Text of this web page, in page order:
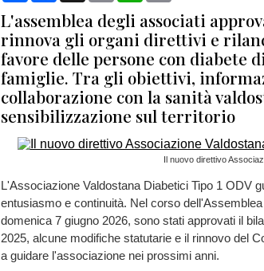
L'assemblea degli associati
rinnova gli organi direttivi e
favore delle persone con diabete
famiglie. Tra gli obiettivi,
collaborazione con la sanità
sensibilizzazione sul territorio
Il nuovo direttivo
L'Associazione Valdostana Diabetici Tipo 1 ODV
entusiasmo e continuità. Nel corso
domenica 7 giugno 2026, sono stati approvati il
2025, alcune modifiche statutarie e il rinnovo del
a guidare l'associazione nei prossimi anni.